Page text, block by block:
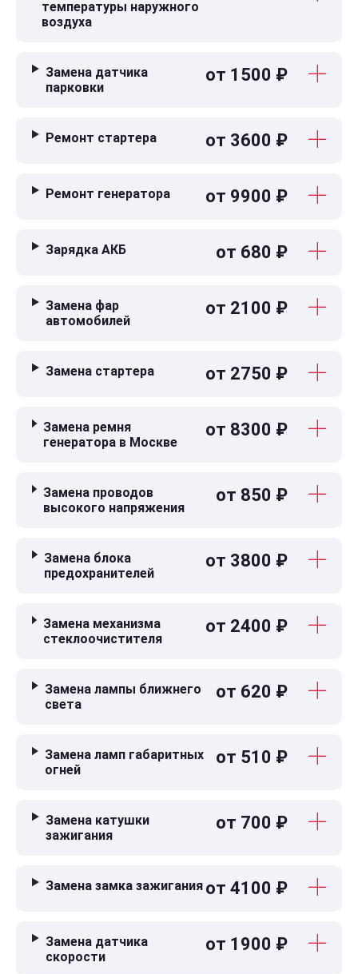
температуры наружного
воздуха
Замена датчика
парковки
от 1500 ₽
Ремонт стартера от 3600 ₽
Ремонт генератора от 9900 ₽
Зарядка АКБ от 680 ₽
Замена фар
автомобилей
от 2100 ₽
Замена стартера от 2750 ₽
Замена ремня
генератора в Москве
от 8300 ₽
Замена проводов
высокого напряжения
от 850 ₽
Замена блока
предохранителей
от 3800 ₽
Замена механизма
стеклоочистителя
от 2400 ₽
Замена лампы ближнего
света
от 620 ₽
Замена ламп габаритных
огней
от 510 ₽
Замена катушки
зажигания
от 700 ₽
Замена замка зажигания от 4100 ₽
Замена датчика
скорости
от 1900 ₽